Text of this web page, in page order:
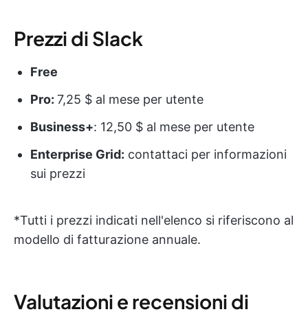
Prezzi di Slack
Free
Pro: 7,25 $ al mese per utente
Business+: 12,50 $ al mese per utente
Enterprise Grid: contattaci per informazioni
sui prezzi
*Tutti i prezzi indicati nell'elenco si riferiscono al
modello di fatturazione annuale.
Valutazioni e recensioni di